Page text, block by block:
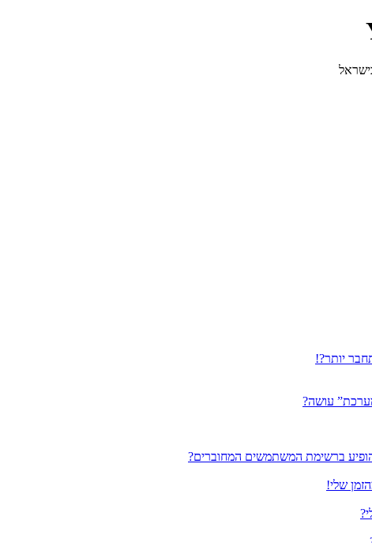
יותר?!
עושה?
ברשימת המשתמשים המחוברים?
שלי!